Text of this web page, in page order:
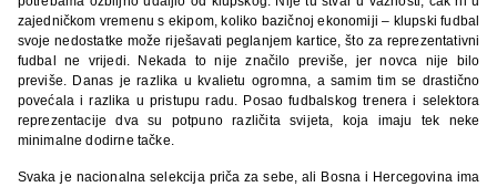
zajedničkom vremenu s ekipom, koliko bazičnoj ekonomiji – klupski fudbal
svoje nedostatke može riješavati peglanjem kartice, što za reprezentativni
fudbal ne vrijedi. Nekada to nije značilo previše, jer novca nije bilo
previše. Danas je razlika u kvalietu ogromna, a samim tim se drastično
povećala i razlika u pristupu radu. Posao fudbalskog trenera i selektora
reprezentacije dva su potpuno različita svijeta, koja imaju tek neke
minimalne dodirne tačke.
Svaka je nacionalna selekcija priča za sebe, ali Bosna i Hercegovina ima